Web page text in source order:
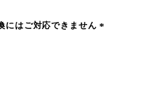
にはご対応できません